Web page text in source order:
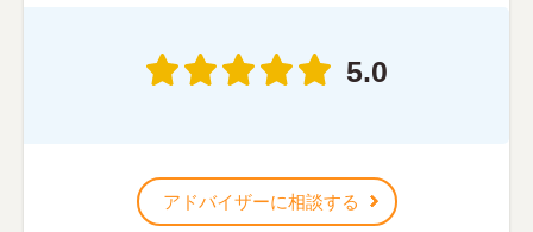
5.0
アドバイザーに相談する